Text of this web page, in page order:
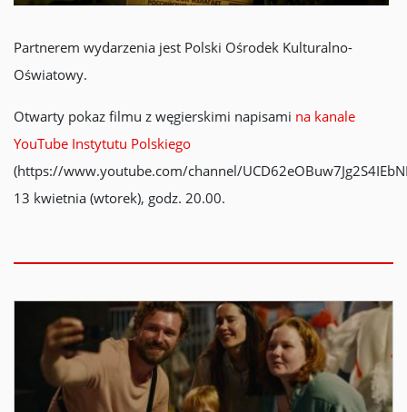
Partnerem wydarzenia jest Polski Ośrodek Kulturalno-
Oświatowy.
Otwarty pokaz filmu z węgierskimi napisami na kanale
YouTube Instytutu Polskiego
(https://www.youtube.com/channel/
13 kwietnia (wtorek), godz. 20.00.